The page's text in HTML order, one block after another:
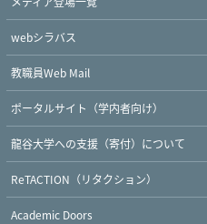
webシラバス
教職員Web Mail
ポータルサイト（学内者向け）
龍谷大学への支援（寄付）について
ReTACTION（リタクション）
Academic Doors